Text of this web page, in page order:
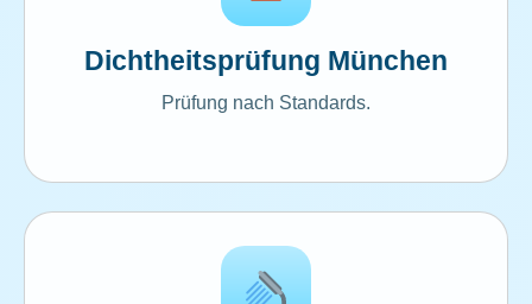
Dichtheitsprüfung München
Prüfung nach Standards.